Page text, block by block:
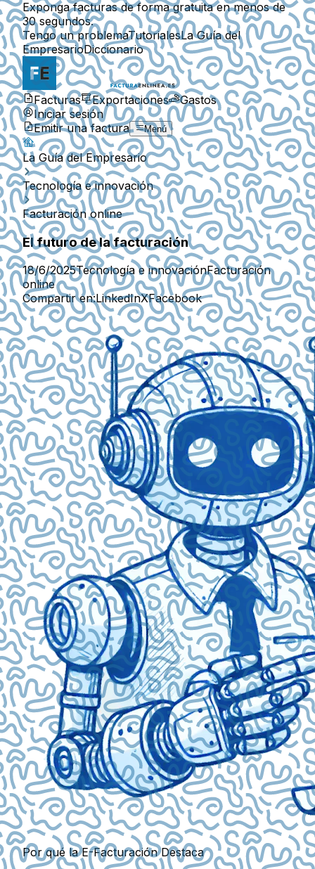
Exponga facturas de forma gratuita en menos de
30 segundos.
Tengo un problemaTutorialesLa Guía del
EmpresarioDiccionario
Facturas Exportaciones
Gastos
Iniciar sesión
Emitir una factura
Menú
La Guía del Empresario
Tecnología e innovación
Facturación online
El futuro de la facturación
18/6/2025Tecnología e innovaciónFacturación
online
Compartir en:LinkedInXFacebook
Por qué la E-Facturación Destaca